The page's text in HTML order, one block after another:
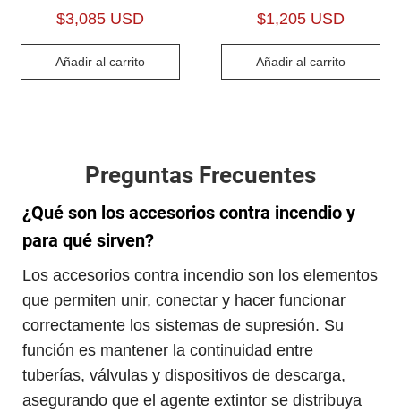
$3,085 USD
Añadir al carrito
$1,205 USD
Añadir al carrito
Preguntas Frecuentes
¿Qué son los accesorios contra incendio y
para qué sirven?
Los accesorios contra incendio son los elementos
que permiten unir, conectar y hacer funcionar
correctamente los sistemas de supresión. Su
función es mantener la continuidad entre
tuberías, válvulas y dispositivos de descarga,
asegurando que el agente extintor se distribuya